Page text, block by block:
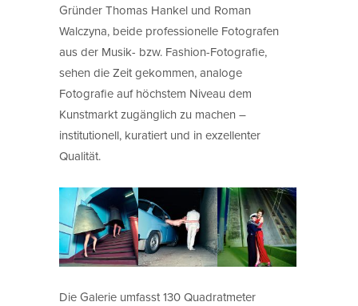
Gründer Thomas Hankel und Roman
Walczyna, beide professionelle Fotografen
aus der Musik- bzw. Fashion-Fotografie,
sehen die Zeit gekommen, analoge
Fotografie auf höchstem Niveau dem
Kunstmarkt zugänglich zu machen –
institutionell, kuratiert und in exzellenter
Qualität.
Die Galerie umfasst 130 Quadratmeter